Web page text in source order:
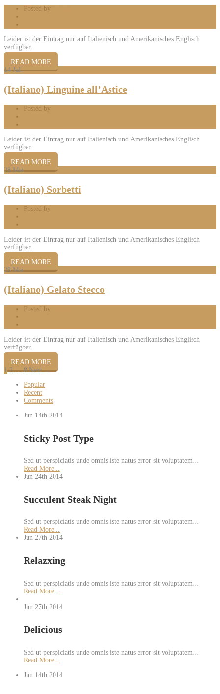
Posted by
Leider ist der Eintrag nur auf Italienisch und Amerikanisches Englisch
verfügbar.
READ MORE
14 Jul
(Italiano) Linguine all’Astice
Posted by
Leider ist der Eintrag nur auf Italienisch und Amerikanisches Englisch
verfügbar.
READ MORE
28 Mai
(Italiano) Sorbetti
Posted by
Leider ist der Eintrag nur auf Italienisch und Amerikanisches Englisch
verfügbar.
READ MORE
28 Mai
(Italiano) Gelato Stecco
Posted by
Leider ist der Eintrag nur auf Italienisch und Amerikanisches Englisch
verfügbar.
READ MORE
1 2 … 8 Next →
Popular
Recent
Comments
Jun 14th 2014
Sticky Post Type
Sed ut perspiciatis unde omnis iste natus error sit voluptatem...
Read More...
Jun 24th 2014
Succulent Steak Night
Sed ut perspiciatis unde omnis iste natus error sit voluptatem...
Read More...
Jun 27th 2014
Relazxing
Sed ut perspiciatis unde omnis iste natus error sit voluptatem...
Read More...
Jun 27th 2014
Delicious
Sed ut perspiciatis unde omnis iste natus error sit voluptatem...
Read More...
Jun 14th 2014